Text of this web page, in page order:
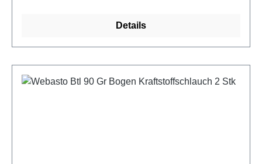
Details